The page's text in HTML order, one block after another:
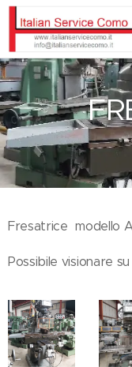
Fresatrice modello
Possibile visionare